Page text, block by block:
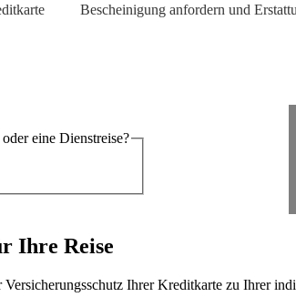
Bescheinigung anfordern und
Urlaubsreise oder eine Dienstreise?
Ihre Reise
Ihrer Kreditkarte zu Ihrer